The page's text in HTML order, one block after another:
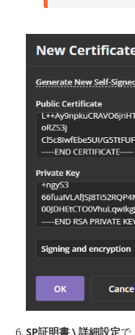
SP証明書 \ 詳細設定で、